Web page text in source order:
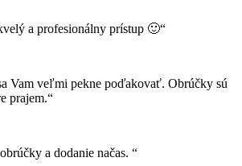
a profesionálny prístup 🙂“
Vam veľmi pekne poďakovať. Obrúčky sú
prajem.“
a dodanie načas. “